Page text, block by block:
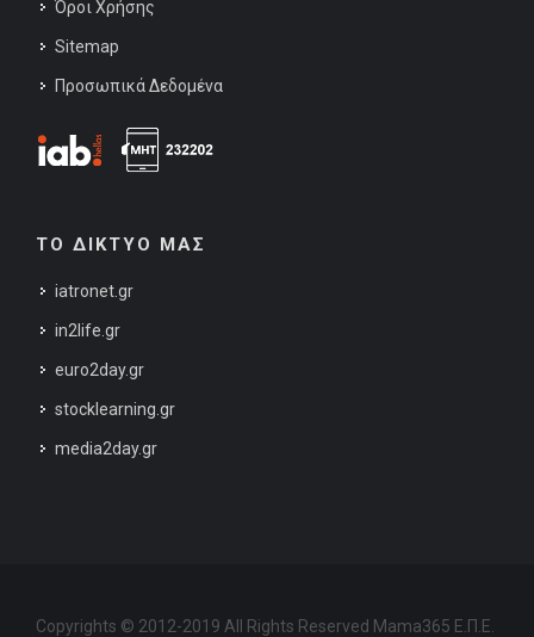
Όροι Χρήσης
Sitemap
Προσωπικά Δεδομένα
ΤΟ ΔΙΚΤΥΟ ΜΑΣ
iatronet.gr
in2life.gr
euro2day.gr
stocklearning.gr
media2day.gr
Copyrights © 2012-2019 All Rights Reserved Mama365 Ε.Π.Ε.